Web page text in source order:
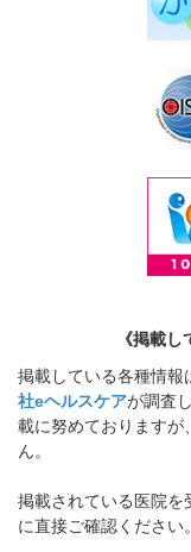
《掲載
掲載している各種情報
社eヘルスケアが調査
載に努めておりますが
ん。
掲載されている医院を
に直接ご確認ください。